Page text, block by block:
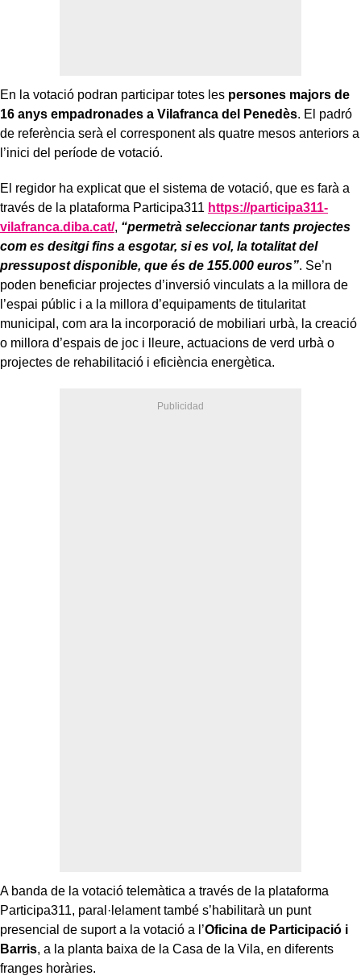
En la votació podran participar totes les persones majors de
16 anys empadronades a Vilafranca del Penedès. El padró
de referència serà el corresponent als quatre mesos anteriors a
l’inici del període de votació.
El regidor ha explicat que el sistema de votació, que es farà a
través de la plataforma Participa311 https://participa311-
vilafranca.diba.cat/, “permetrà seleccionar tants projectes
com es desitgi fins a esgotar, si es vol, la totalitat del
pressupost disponible, que és de 155.000 euros”. Se’n
poden beneficiar projectes d’inversió vinculats a la millora de
l’espai públic i a la millora d’equipaments de titularitat
municipal, com ara la incorporació de mobiliari urbà, la creació
o millora d’espais de joc i lleure, actuacions de verd urbà o
projectes de rehabilitació i eficiència energètica.
A banda de la votació telemàtica a través de la plataforma
Participa311, paral·lelament també s’habilitarà un punt
presencial de suport a la votació a l’Oficina de Participació i
Barris, a la planta baixa de la Casa de la Vila, en diferents
franges horàries.